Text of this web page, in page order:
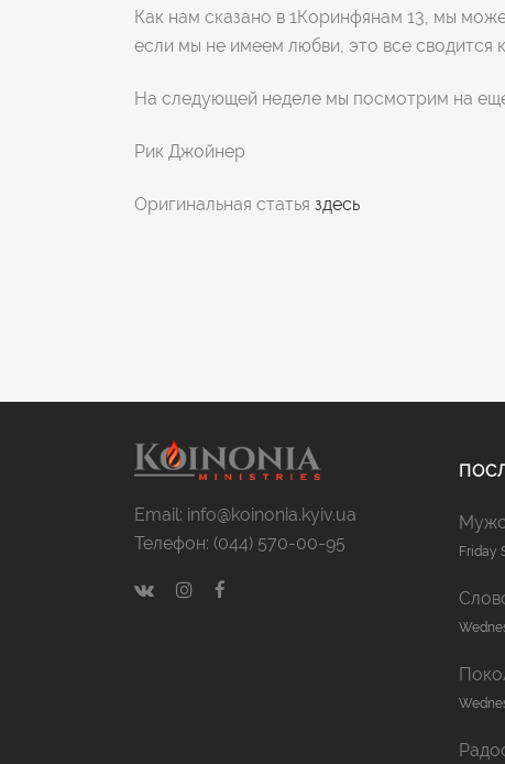
Как нам сказано в 1Коринфянам 13, мы
если мы не имеем любви, это все
На следующей неделе мы посмотрим на
Рик Джойнер
Оригинальная статья здесь
Email: info@koinonia.kyiv.ua
Телефон: (044) 570-00-95
Friday